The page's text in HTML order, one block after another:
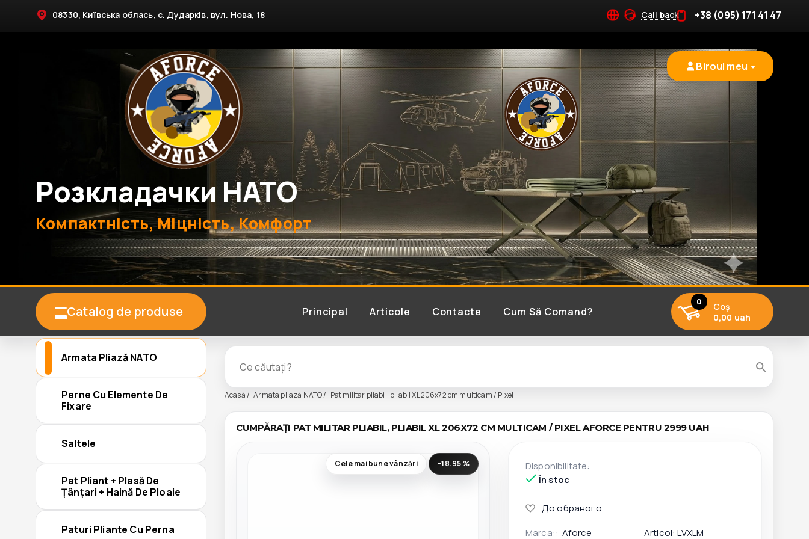
08330, Київська облась, с. Дударків, вул. Нова, 18 Call back +38 (095) 171 41 47
Розкладачки НАТО
Компактність, Міцність, Комфорт
Biroul meu
Catalog de produse Principal Articole Contacte Cum Să Comand?
0
Coş
0,00 uah
Armata Pliază NATO
Perne Cu Elemente De
Fixare
Saltele
Pat Pliant + Plasă De
Țânțari + Haină De Ploaie
Paturi Pliante Cu Perna
Acasă Armata pliază NATO Pat militar pliabil, pliabil XL 206x72 cm multicam / Pixel
CUMPĂRAȚI PAT MILITAR PLIABIL, PLIABIL XL 206X72 CM MULTICAM / PIXEL AFORCE PENTRU 2999 UAH
Cele mai bune vânzări -18.95 %
Disponibilitate:
În stoc
Marca:: Aforce Articol: LVXLM